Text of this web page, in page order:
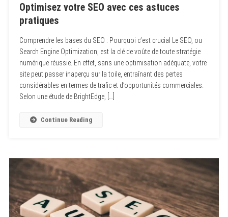
Optimisez votre SEO avec ces astuces
pratiques
Comprendre les bases du SEO : Pourquoi c’est crucial Le SEO, ou
Search Engine Optimization, est la clé de voûte de toute stratégie
numérique réussie. En effet, sans une optimisation adéquate, votre
site peut passer inaperçu sur la toile, entraînant des pertes
considérables en termes de trafic et d’opportunités commerciales.
Selon une étude de BrightEdge, […]
Continue Reading